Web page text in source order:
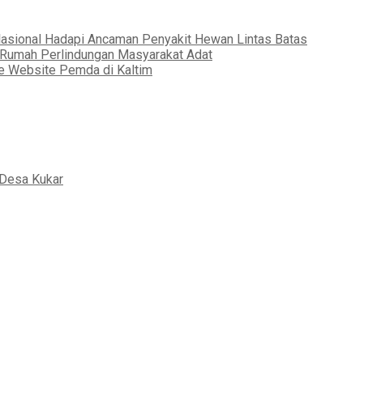
Hadapi Ancaman Penyakit Hewan Lintas Batas
Perlindungan Masyarakat Adat
Website Pemda di Kaltim
Kukar